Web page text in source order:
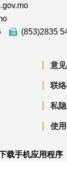
(853)2835
意
联
私
使
载手机应用程序